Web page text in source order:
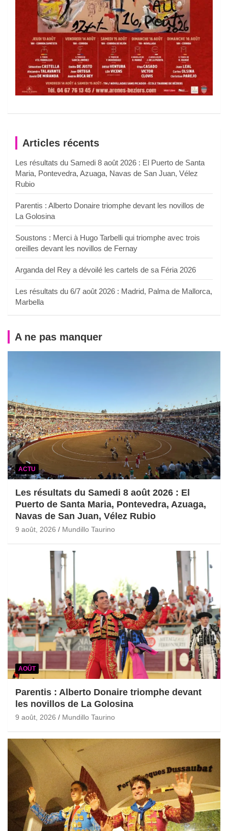
Articles récents
Les résultats du Samedi 8 août 2026 : El Puerto de Santa
Maria, Pontevedra, Azuaga, Navas de San Juan, Vélez
Rubio
Parentis : Alberto Donaire triomphe devant les novillos de
La Golosina
Soustons : Merci à Hugo Tarbelli qui triomphe avec trois
oreilles devant les novillos de Fernay
Arganda del Rey a dévoilé les cartels de sa Féria 2026
Les résultats du 6/7 août 2026 : Madrid, Palma de Mallorca,
Marbella
A ne pas manquer
ACTU
Les résultats du Samedi 8 août 2026 : El
Puerto de Santa Maria, Pontevedra, Azuaga,
Navas de San Juan, Vélez Rubio
9 août, 2026 Mundillo Taurino
AOÛT
Parentis : Alberto Donaire triomphe devant
les novillos de La Golosina
9 août, 2026 Mundillo Taurino